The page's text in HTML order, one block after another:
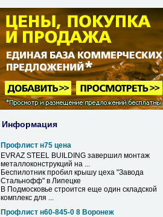
Информация
Профлист н75 цена
EVRAZ STEEL BUILDING завершил монтаж
металлоконструкций на ...
Беспилотник пробил крышу цеха "Завода
Стальнофф" в Липецке
В Подмосковье строится еще один складской
комплекс для ...
Профлист н60-845-0 8 Воронеж